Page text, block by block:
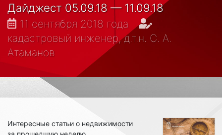
Дайджест 05.09.18 — 11.09.18
11 сентября 2018 года
кадастровый инженер, д.т.н. С. А.
Атаманов
Интересные статьи о недвижимости